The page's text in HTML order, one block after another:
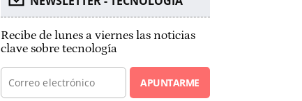
Recibe de lunes a viernes las noticias
clave sobre tecnología
APUNTARME